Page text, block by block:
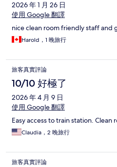
2026 年 1 月 26 日
使用 Google 翻譯
nice clean room friendly staff and
Harold，1 晚旅行
旅客真實評論
10/10 好極了
2026 年 4 月 9 日
使用 Google 翻譯
Easy access to train station. Clean
Claudia，2 晚旅行
旅客真實評論